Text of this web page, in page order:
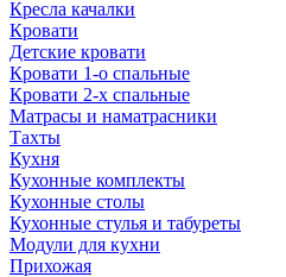
Кресла качалки
Кровати
Детские кровати
Кровати 1-о спальные
Кровати 2-х спальные
Матрасы и наматрасники
Тахты
Кухня
Кухонные комплекты
Кухонные столы
Кухонные стулья и табуреты
Модули для кухни
Прихожая